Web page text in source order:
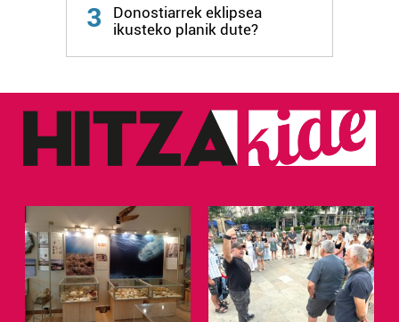
3
Donostiarrek eklipsea
ikusteko planik dute?